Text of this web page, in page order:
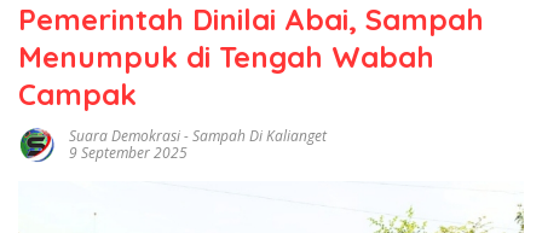
Pemerintah Dinilai Abai, Sampah
Menumpuk di Tengah Wabah
Campak
Suara Demokrasi-Sampah Di Kalianget
9 September 2025